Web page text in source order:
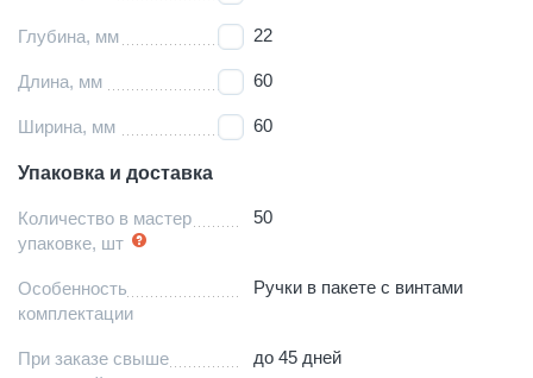
Глубина, мм 22
Длина, мм 60
Ширина, мм 60
Упаковка и доставка
Количество в мастер
упаковке, шт
50
Особенность
комплектации
Ручки в пакете с винтами
При заказе свыше
до 45 дней